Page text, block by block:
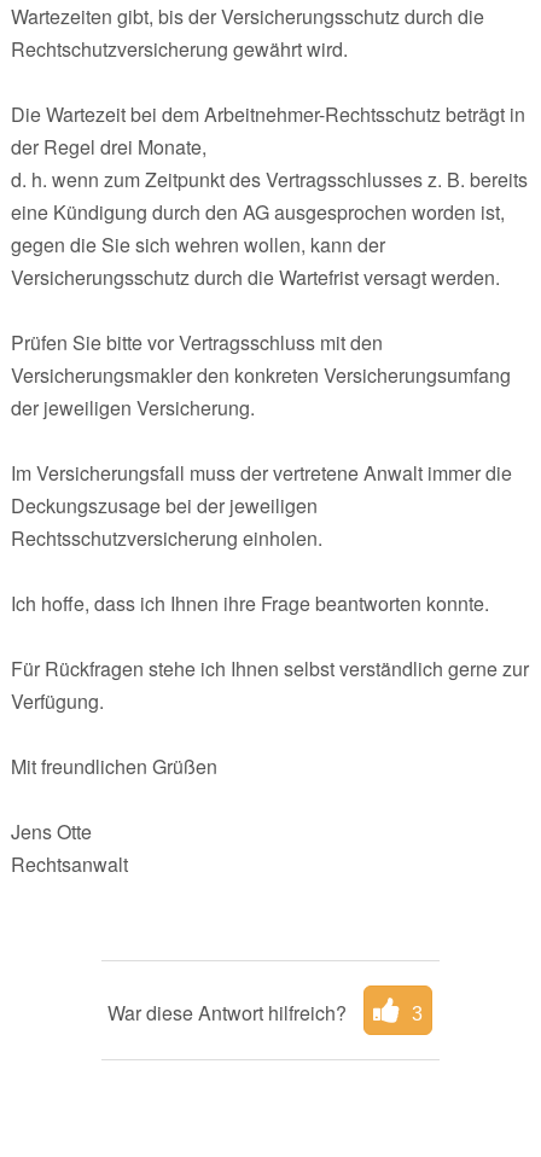
Wartezeiten gibt, bis der Versicherungsschutz durch die
Rechtschutzversicherung gewährt wird.
Die Wartezeit bei dem Arbeitnehmer-Rechtsschutz beträgt in
der Regel drei Monate,
d. h. wenn zum Zeitpunkt des Vertragsschlusses z. B. bereits
eine Kündigung durch den AG ausgesprochen worden ist,
gegen die Sie sich wehren wollen, kann der
Versicherungsschutz durch die Wartefrist versagt werden.
Prüfen Sie bitte vor Vertragsschluss mit den
Versicherungsmakler den konkreten Versicherungsumfang
der jeweiligen Versicherung.
Im Versicherungsfall muss der vertretene Anwalt immer die
Deckungszusage bei der jeweiligen
Rechtsschutzversicherung einholen.
Ich hoffe, dass ich Ihnen ihre Frage beantworten konnte.
Für Rückfragen stehe ich Ihnen selbst verständlich gerne zur
Verfügung.
Mit freundlichen Grüßen
Jens Otte
Rechtsanwalt
War diese Antwort hilfreich? 3